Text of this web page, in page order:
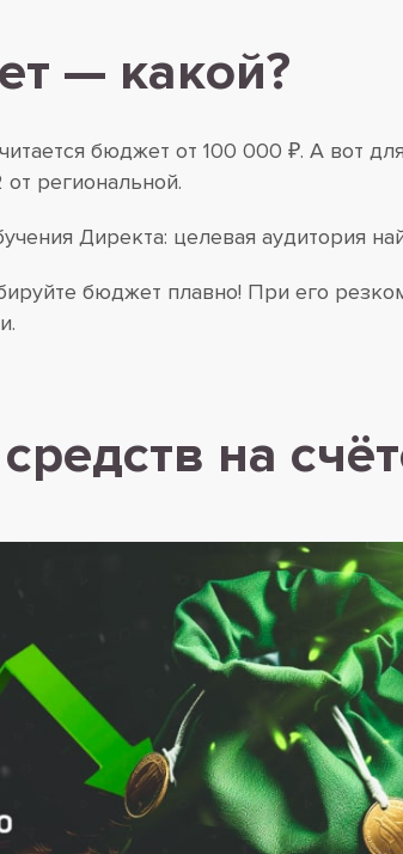
— какой?
бюджет от 100 000 ₽. А вот
региональной.
Директа: целевая аудитория
бюджет плавно! При его
на